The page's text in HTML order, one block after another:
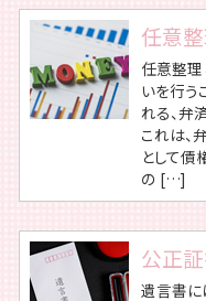
任意
任意整
いを行う
れる、弁
これは
として債
の […]
公正
遺言書に